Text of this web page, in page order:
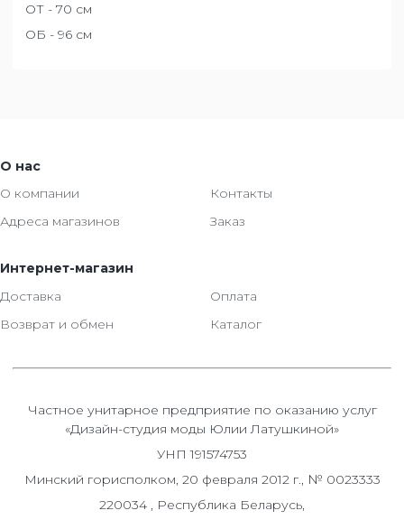
ОТ - 70 см
ОБ - 96 см
О нас
О компании
Контакты
Адреса магазинов
Заказ
Интернет-магазин
Доставка
Оплата
Возврат и обмен
Каталог
Частное унитарное предприятие по оказанию услуг
«Дизайн-студия моды Юлии Латушкиной»
УНП 191574753
Минский горисполком, 20 февраля 2012 г., № 0023333
220034 , Республика Беларусь,